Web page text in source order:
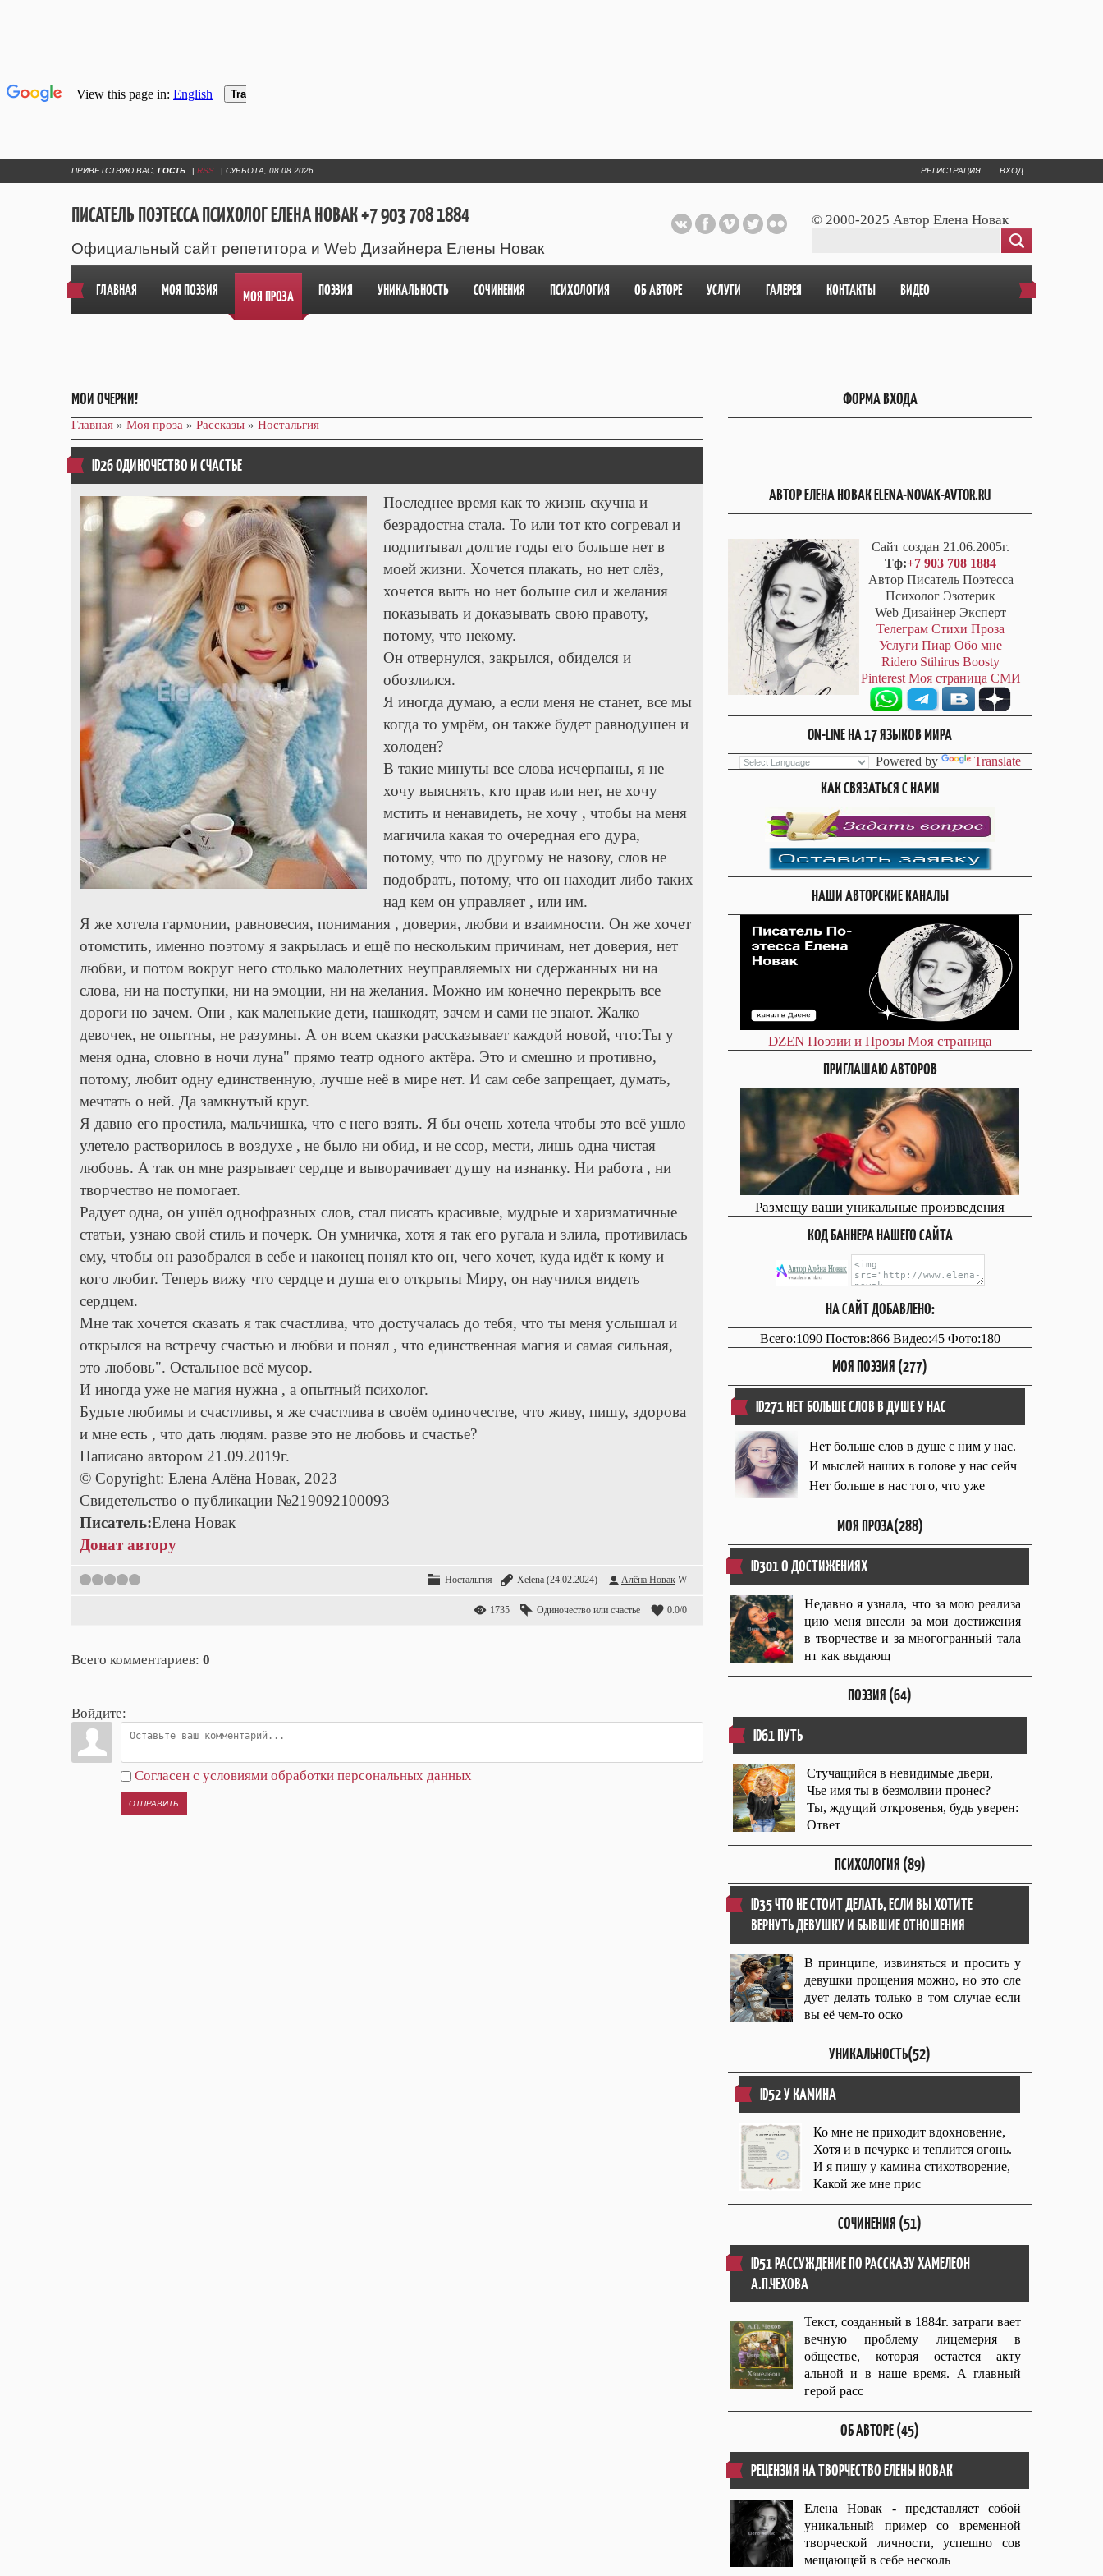
ПРИВЕТСТВУЮ ВАС ГОСТЬ | RSS | СУББОТА, 08.08.2026 РЕГИСТРАЦИЯ ВХОД
ПИСАТЕЛЬ ПОЭТЕССА ПСИХОЛОГ ЕЛЕНА НОВАК +7 903 708 1884
Официальный сайт репетитора и Web Дизайнера Елены Новак
© 2000-2025 Автор Елена Новак
ГЛАВНАЯ МОЯ ПОЭЗИЯ МОЯ ПРОЗА ПОЭЗИЯ УНИКАЛЬНОСТЬ СОЧИНЕНИЯ ПСИХОЛОГИЯ ОБ АВТОРЕ УСЛУГИ ГАЛЕРЕЯ КОНТАКТЫ ВИДЕО
МОИ ОЧЕРКИ!
Главная » Моя проза » Рассказы » Ностальгия
ID26 ОДИНОЧЕСТВО И СЧАСТЬЕ
Последнее время как то жизнь скучна и
безрадостна стала. То или тот кто согревал и
подпитывал долгие годы его больше нет в
моей жизни. Хочется плакать, но нет слёз,
хочется выть но нет больше сил и желания
показывать и доказывать свою правоту,
потому, что некому.
Он отвернулся, закрылся, обиделся и
обозлился.
Я иногда думаю, а если меня не станет, все мы
когда то умрём, он также будет равнодушен и
холоден?
В такие минуты все слова исчерпаны, я не
хочу выяснять, кто прав или нет, не хочу
мстить и ненавидеть, не хочу , чтобы на меня
магичила какая то очередная его дура,
потому, что по другому не назову, слов не
подобрать, потому, что он находит либо таких
над кем он управляет , или им.
Я же хотела гармонии, равновесия, понимания , доверия, любви и взаимности. Он же хочет
отомстить, именно поэтому я закрылась и ещё по нескольким причинам, нет доверия, нет
любви, и потом вокруг него столько малолетних неуправляемых ни сдержанных ни на
слова, ни на поступки, ни на эмоции, ни на желания. Можно им конечно перекрыть все
дороги но зачем. Они , как маленькие дети, нашкодят, зачем и сами не знают. Жалко
девочек, не опытны, не разумны. А он всем сказки рассказывает каждой новой, что:Ты у
меня одна, словно в ночи луна" прямо театр одного актёра. Это и смешно и противно,
потому, любит одну единственную, лучше неё в мире нет. И сам себе запрещает, думать,
мечтать о ней. Да замкнутый круг.
Я давно его простила, мальчишка, что с него взять. Я бы очень хотела чтобы это всё ушло
улетело растворилось в воздухе , не было ни обид, и не ссор, мести, лишь одна чистая
любовь. А так он мне разрывает сердце и выворачивает душу на изнанку. Ни работа , ни
творчество не помогает.
Радует одна, он ушёл однофразных слов, стал писать красивые, мудрые и харизматичные
статьи, узнаю свой стиль и почерк. Он умничка, хотя я так его ругала и злила, противилась
ему, чтобы он разобрался в себе и наконец понял кто он, чего хочет, куда идёт к кому и
кого любит. Теперь вижу что сердце и душа его открыты Миру, он научился видеть
сердцем.
Мне так хочется сказать я так счастлива, что достучалась до тебя, что ты меня услышал и
открылся на встречу счастью и любви и понял , что единственная магия и самая сильная,
это любовь". Остальное всё мусор.
И иногда уже не магия нужна , а опытный психолог.
Будьте любимы и счастливы, я же счастлива в своём одиночестве, что живу, пишу, здорова
и мне есть , что дать людям. разве это не любовь и счастье?
Написано автором 21.09.2019г.
© Copyright: Елена Алёна Новак, 2023
Свидетельство о публикации №219092100093
Писатель:Елена Новак
Донат автору
1 2 3 4 Ностальгия Xelena (24.02.2024) Алёна Новак W
1735 Одиночество или счастье 0.0/0
Всего комментариев: 0
Войдите:
Согласен с условиями обработки персональных данных
ОТПРАВИТЬ
ФОРМА ВХОДА
АВТОР ЕЛЕНА НОВАК ELENA-NOVAK-AVTOR.RU
Сайт создан 21.06.2005г.
Тф:+7 903 708 1884
Автор Писатель Поэтесса
Психолог Эзотерик
Web Дизайнер Эксперт
Телеграм Стихи Проза
Услуги Пиар Обо мне
Ridero Stihirus Boosty
Pinterest Моя страница СМИ
ON-LINE НА 17 ЯЗЫКОВ МИРА
Powered by Translate
КАК СВЯЗАТЬСЯ С НАМИ
НАШИ АВТОРСКИЕ КАНАЛЫ
DZEN Поэзии и Прозы Моя страница
ПРИГЛАШАЮ АВТОРОВ
Размещу ваши уникальные произведения
КОД БАННЕРА НАШЕГО САЙТА
НА САЙТ ДОБАВЛЕНО:
Всего:1090 Постов:866 Видео:45 Фото:180
МОЯ ПОЭЗИЯ (277)
ID271 НЕТ БОЛЬШЕ СЛОВ В ДУШЕ У НАС
Нет больше слов в душе с ним у нас.
И мыслей наших в голове у нас сейч
Нет больше в нас того, что уже
МОЯ ПРОЗА(288)
ID301 О ДОСТИЖЕНИЯХ
Недавно я узнала, что за мою реализа
цию меня внесли за мои достижения
в творчестве и за многогранный тала
нт как выдающ
ПОЭЗИЯ (64)
ID61 ПУТЬ
Стучащийся в невидимые двери,
Чье имя ты в безмолвии пронес?
Ты, ждущий откровенья, будь уверен:
Ответ
ПСИХОЛОГИЯ (89)
ID35 ЧТО НЕ СТОИТ ДЕЛАТЬ, ЕСЛИ ВЫ ХОТИТЕ
ВЕРНУТЬ ДЕВУШКУ И БЫВШИЕ ОТНОШЕНИЯ
В принципе, извиняться и просить у
девушки прощения можно, но это сле
дует делать только в том случае если
вы её чем-то оско
УНИКАЛЬНОСТЬ(52)
ID52 У КАМИНА
Ко мне не приходит вдохновение,
Хотя и в печурке и теплится огонь.
И я пишу у камина стихотворение,
Какой же мне прис
СОЧИНЕНИЯ (51)
ID51 РАССУЖДЕНИЕ ПО РАССКАЗУ ХАМЕЛЕОН
А.П.ЧЕХОВА
Текст, созданный в 1884г. затраги вает
вечную проблему лицемерия в
обществе, которая остается акту
альной и в наше время. А главный
герой расс
ОБ АВТОРЕ (45)
РЕЦЕНЗИЯ НА ТВОРЧЕСТВО ЕЛЕНЫ НОВАК
Елена Новак - представляет собой
уникальный пример со временной
творческой личности, успешно сов
мещающей в себе несколь